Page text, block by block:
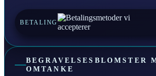
BETALING
BEGRAVELSESBLOMSTER
OMTANKE